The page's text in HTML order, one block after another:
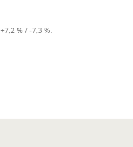
+7,2 % / -7,3 %.